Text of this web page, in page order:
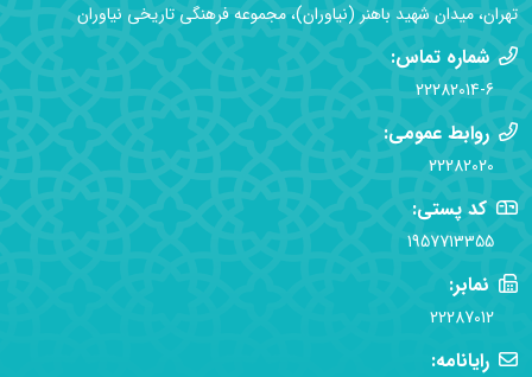
تهران، میدان شهید باهنر (نیاوران)، مجموعه فرهنگی تاریخی نیاوران
شماره تماس:
22282014-6
روابط عمومی:
22282020
کد پستی:
1957713355
نمابر:
22287012
رایانامه: